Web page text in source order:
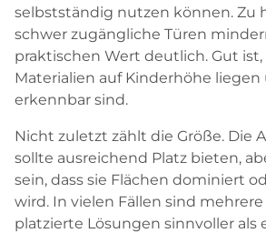
selbstständig nutzen können. Zu
schwer zugängliche Türen
praktischen Wert deutlich. Gut
Materialien auf Kinderhöhe liegen
erkennbar sind.
Nicht zuletzt zählt die Größe. Die
sollte ausreichend Platz bieten,
sein, dass sie Flächen dominiert
wird. In vielen Fällen sind
platzierte Lösungen sinnvoller als